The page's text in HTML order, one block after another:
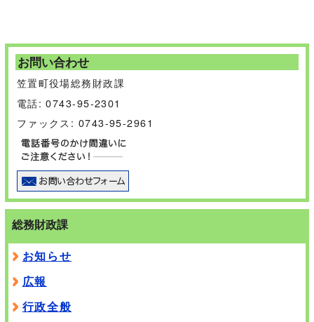
お問い合わせ
笠置町役場総務財政課
電話: 0743-95-2301
ファックス: 0743-95-2961
総務財政課
お知らせ
広報
行政全般